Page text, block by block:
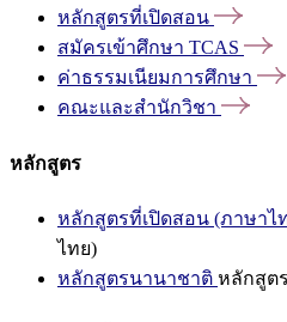
หลักสูตรที่เปิดสอน
สมัครเข้าศึกษา TCAS
ค่าธรรมเนียมการศึกษา
คณะและสำนักวิชา
หลักสูตร
หลักสูตรที่เปิดสอน (ภาษาไ
ไทย)
หลักสูตรนานาชาติ หลักสูต